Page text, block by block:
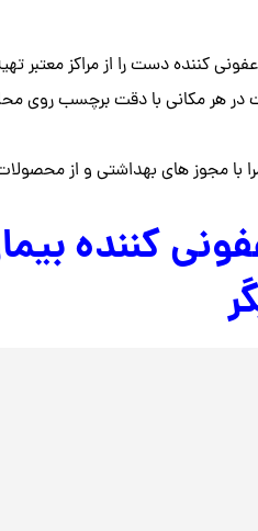
کننده دست را از مراکز معتبر تهیه
هر مکانی با دقت برچسب روی
مجوز های بهداشتی و از محصولات
کننده